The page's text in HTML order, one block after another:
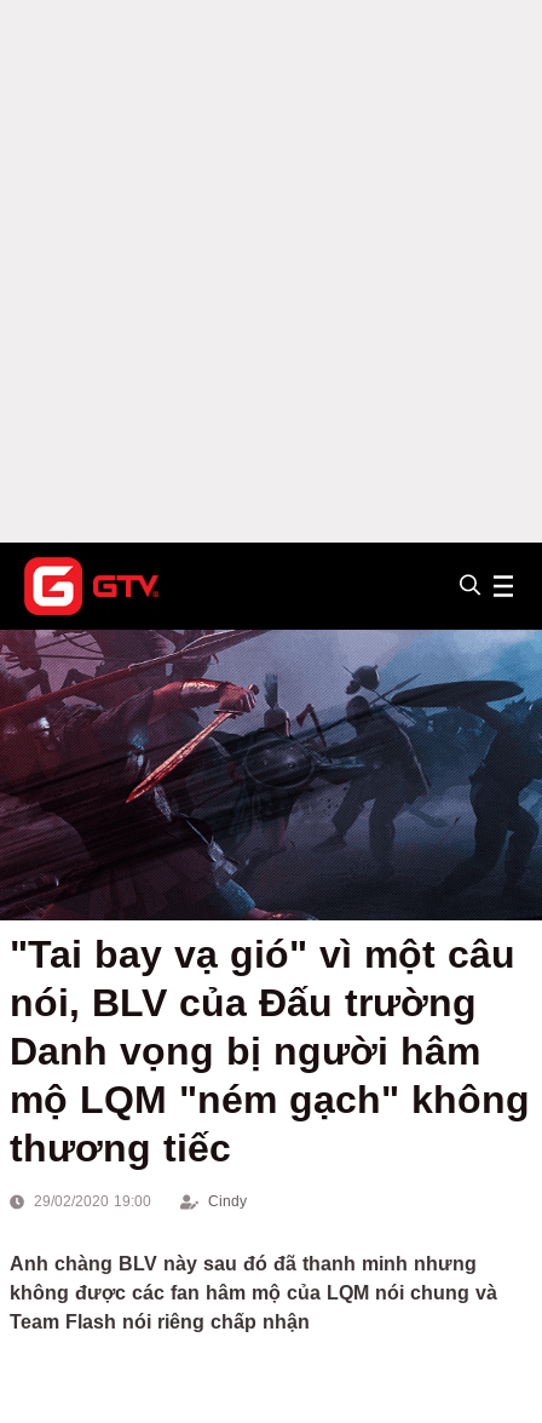
"Tai bay vạ gió" vì một câu
nói, BLV của Đấu trường
Danh vọng bị người hâm
mộ LQM "ném gạch" không
thương tiếc
29/02/2020 19:00 Cindy
Anh chàng BLV này sau đó đã thanh minh nhưng
không được các fan hâm mộ của LQM nói chung và
Team Flash nói riêng chấp nhận